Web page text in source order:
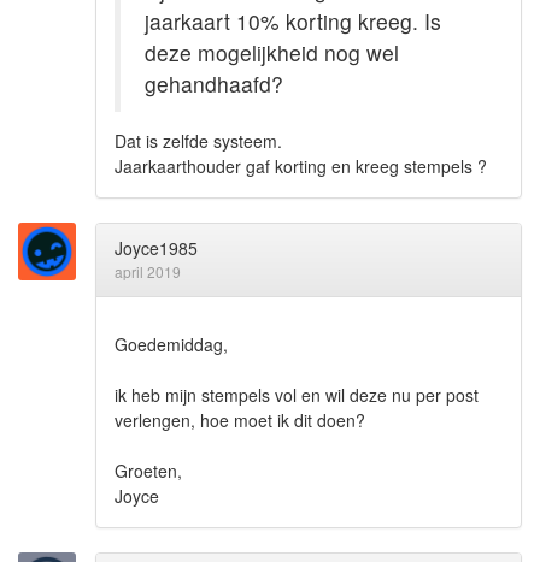
jaarkaart 10% korting kreeg. Is
deze mogelijkheid nog wel
gehandhaafd?
Dat is zelfde systeem.
Jaarkaarthouder gaf korting en kreeg stempels ?
Joyce1985
april 2019
Goedemiddag,
ik heb mijn stempels vol en wil deze nu per post
verlengen, hoe moet ik dit doen?
Groeten,
Joyce